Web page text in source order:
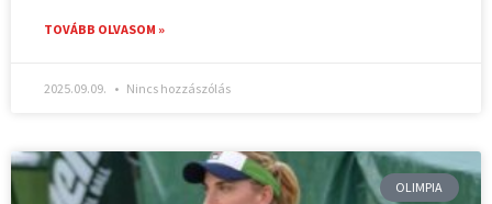
TOVÁBB OLVASOM »
2025.09.09. Nincs hozzászólás
OLIMPIA